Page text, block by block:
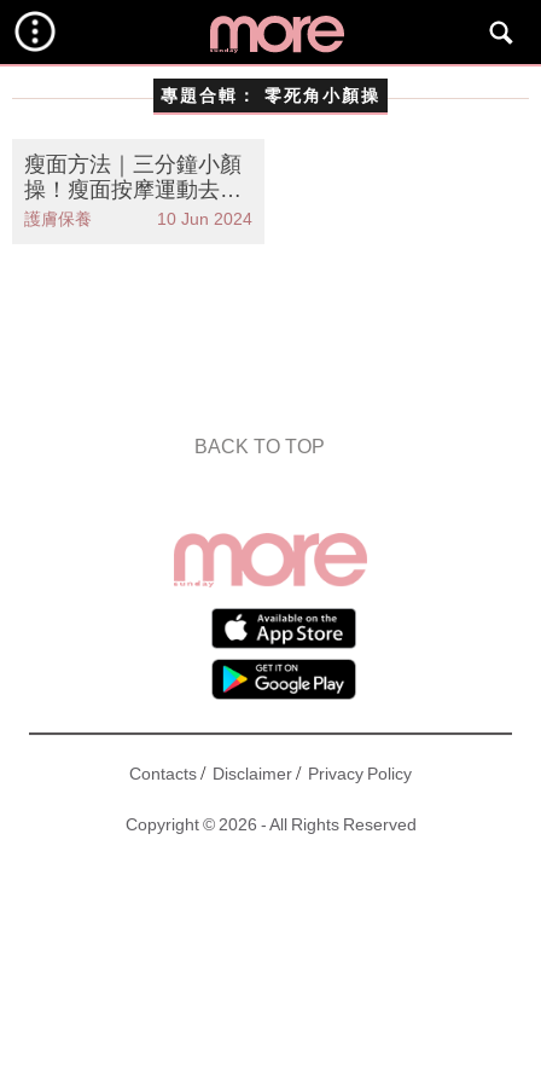
專題合輯： 零死角小顏操
瘦面方法｜三分鐘小顏
操！瘦面按摩運動去水
腫 打造V面小顏效果
護膚保養 10 Jun 2024
BACK TO TOP
Contacts/ Disclaimer/ Privacy Policy
Copyright © 2026 - All Rights Reserved